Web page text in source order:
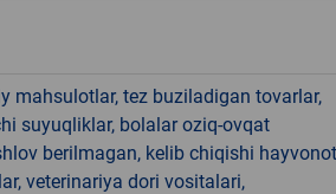
mahsulotlar, tez buziladigan tovarlar,
suyuqliklar, bolalar oziq-ovqat
berilmagan, kelib chiqishi
veterinariya dori vositalari,